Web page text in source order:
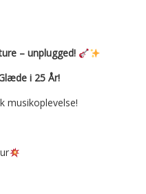
– unplugged!
i 25 År!
musikoplevelse!